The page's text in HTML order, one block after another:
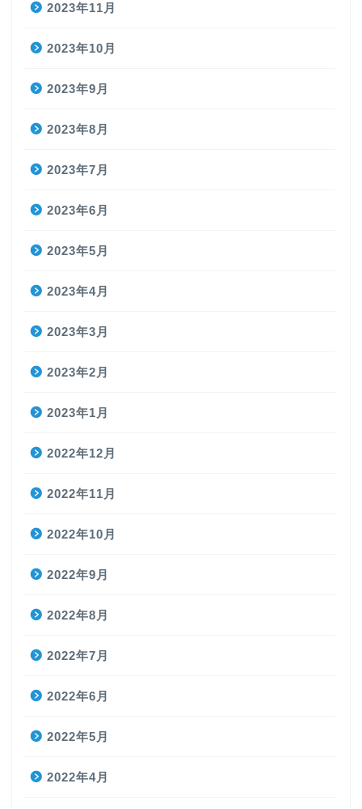
2023年11月
2023年10月
2023年9月
2023年8月
2023年7月
2023年6月
2023年5月
2023年4月
2023年3月
2023年2月
2023年1月
2022年12月
2022年11月
2022年10月
2022年9月
2022年8月
2022年7月
2022年6月
2022年5月
2022年4月